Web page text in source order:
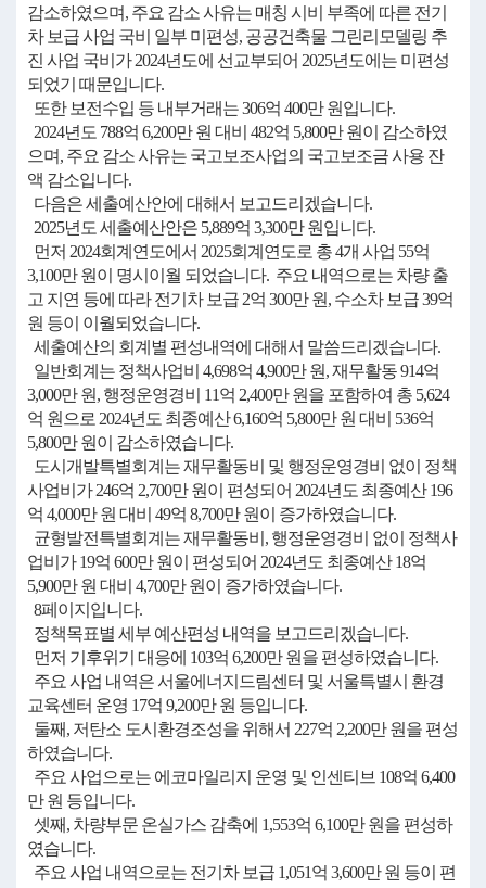
감소하였으며, 주요 감소 사유는 매칭 시비 부족에 따른 전기
차 보급 사업 국비 일부 미편성, 공공건축물 그린리모델링 추
진 사업 국비가 2024년도에 선교부되어 2025년도에는 미편성
되었기 때문입니다.
또한 보전수입 등 내부거래는 306억 400만 원입니다.
2024년도 788억 6,200만 원 대비 482억 5,800만 원이 감소하였
으며, 주요 감소 사유는 국고보조사업의 국고보조금 사용 잔
액 감소입니다.
다음은 세출예산안에 대해서 보고드리겠습니다.
2025년도 세출예산안은 5,889억 3,300만 원입니다.
먼저 2024회계연도에서 2025회계연도로 총 4개 사업 55억
3,100만 원이 명시이월 되었습니다. 주요 내역으로는 차량 출
고 지연 등에 따라 전기차 보급 2억 300만 원, 수소차 보급 39억
원 등이 이월되었습니다.
세출예산의 회계별 편성내역에 대해서 말씀드리겠습니다.
일반회계는 정책사업비 4,698억 4,900만 원, 재무활동 914억
3,000만 원, 행정운영경비 11억 2,400만 원을 포함하여 총 5,624
억 원으로 2024년도 최종예산 6,160억 5,800만 원 대비 536억
5,800만 원이 감소하였습니다.
도시개발특별회계는 재무활동비 및 행정운영경비 없이 정책
사업비가 246억 2,700만 원이 편성되어 2024년도 최종예산 196
억 4,000만 원 대비 49억 8,700만 원이 증가하였습니다.
균형발전특별회계는 재무활동비, 행정운영경비 없이 정책사
업비가 19억 600만 원이 편성되어 2024년도 최종예산 18억
5,900만 원 대비 4,700만 원이 증가하였습니다.
8페이지입니다.
정책목표별 세부 예산편성 내역을 보고드리겠습니다.
먼저 기후위기 대응에 103억 6,200만 원을 편성하였습니다.
주요 사업 내역은 서울에너지드림센터 및 서울특별시 환경
교육센터 운영 17억 9,200만 원 등입니다.
둘째, 저탄소 도시환경조성을 위해서 227억 2,200만 원을 편성
하였습니다.
주요 사업으로는 에코마일리지 운영 및 인센티브 108억 6,400
만 원 등입니다.
셋째, 차량부문 온실가스 감축에 1,553억 6,100만 원을 편성하
였습니다.
주요 사업 내역으로는 전기차 보급 1,051억 3,600만 원 등이 편